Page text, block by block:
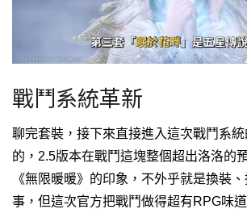
戰鬥系統革新
聊完套裝，接下來直接進入這次戰鬥系
的，2.5版本在戰鬥這塊整個超出洛洛的
《無限暖暖》的印象，不外乎就是換裝
事，但這次官方把戰鬥做得超有RPG味